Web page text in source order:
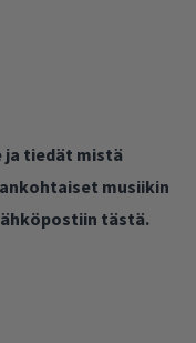
ja tiedät mistä
musiikin
tästä.